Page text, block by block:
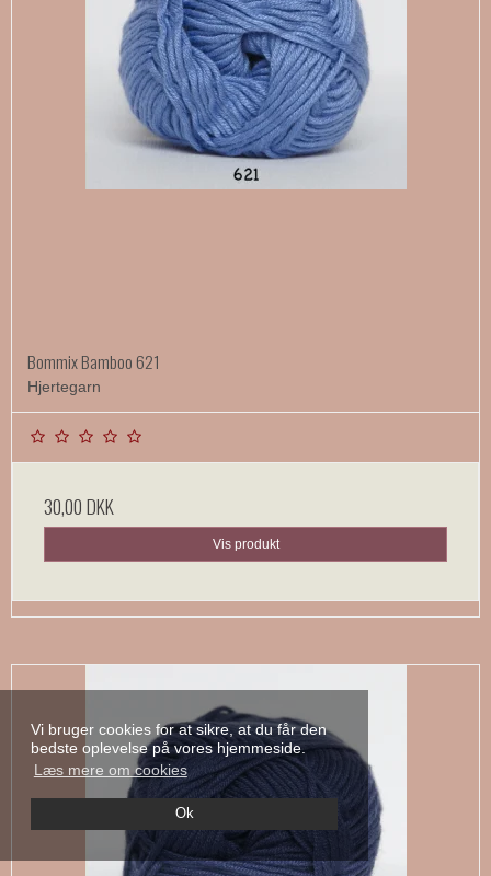
Vi bruger cookies for at sikre, at du får den
bedste oplevelse på vores hjemmeside.
Læs mere om cookies
Ok
Bommix Bamboo 621
Hjertegarn
30,00 DKK
Vis produkt